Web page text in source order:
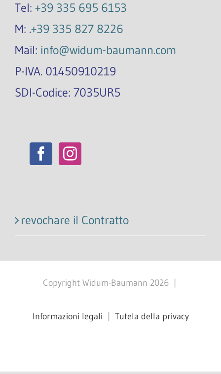
Tel: +39 335 695 6153
M: .+39 335 827 8226
Mail: info@widum-baumann.com
P-IVA. 01450910219
SDI-Codice: 7035UR5
revochare il Contratto
Copyright Widum-Baumann 2026
Informazioni legali Tutela della privacy